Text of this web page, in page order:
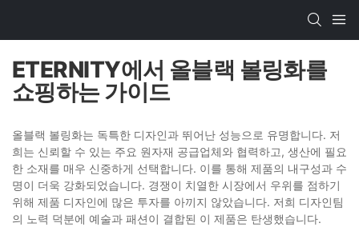
ETERNITY에서 올블랙 볼링화를
쇼핑하는 가이드
올블랙 볼링화는 독특한 디자인과 뛰어난 성능으로 유명합니다. 저
희는 신뢰할 수 있는 주요 원자재 공급업체와 협력하고, 생산에 필요
한 소재를 매우 신중하게 선택합니다. 이를 통해 제품의 내구성과 수
명이 더욱 강화되었습니다. 경쟁이 치열한 시장에서 우위를 점하기
위해 제품 디자인에 많은 투자를 아끼지 않았습니다. 저희 디자인팀
의 노력 덕분에 예술과 패션이 결합된 이 제품은 탄생했습니다.